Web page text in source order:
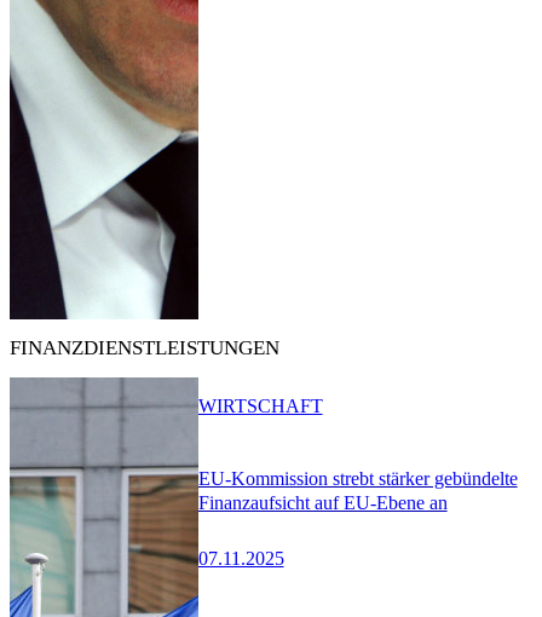
FINANZDIENSTLEISTUNGEN
EU-Kommission strebt stärker gebündelte
Finanzaufsicht auf EU-Ebene an
07.11.2025
WIRTSCHAFT